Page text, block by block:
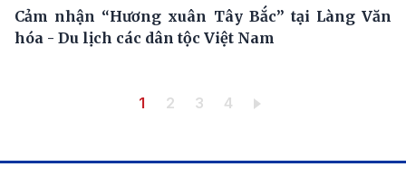
Cảm nhận “Hương xuân Tây Bắc” tại Làng Văn
hóa - Du lịch các dân tộc Việt Nam
Trang hiện thời
1 Trang
2 Trang
3 Trang
4